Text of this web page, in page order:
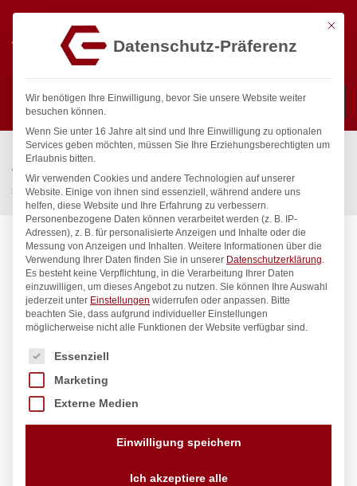
Suchen
Start / Gastronomiebedarf & Gastro Geräte für Profis
Wassertechnik
Wellnes
spa Kneipp’sche Garnitur 1/2″ Ø 20mm 1/2″ ÜM
Mit
Datenschutz-Präferenz
Wir benötigen Ihre Einwilligung, bevor Sie unsere Website weiter
besuchen können.
Wenn Sie unter 16 Jahre alt sind und Ihre Einwilligung zu optionalen
Services geben möchten, müssen Sie Ihre Erziehungsberechtigten um
Erlaubnis bitten.
Wir verwenden Cookies und andere Technologien auf unserer
Website. Einige von ihnen sind essenziell, während andere uns
helfen, diese Website und Ihre Erfahrung zu verbessern.
Personenbezogene Daten können verarbeitet werden (z. B. IP-
Adressen), z. B. für personalisierte Anzeigen und Inhalte oder die
Messung von Anzeigen und Inhalten. Weitere Informationen über die
Verwendung Ihrer Daten finden Sie in unserer Datenschutzerklärung.
Es besteht keine Verpflichtung, in die Verarbeitung Ihrer Daten
einzuwilligen, um dieses Angebot zu nutzen. Sie können Ihre Auswahl
jederzeit unter Einstellungen widerrufen oder anpassen. Bitte
beachten Sie, dass aufgrund individueller Einstellungen
möglicherweise nicht alle Funktionen der Website verfügbar sind.
Es folgt eine Liste der Service-Gruppen, für die eine
Essenziell
Marketing
Externe Medien
Einwilligung speichern
Ich akzeptiere alle